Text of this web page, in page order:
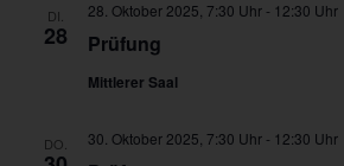
DI.
28 Prüfung
28. Oktober 2025, 7:30 Uhr- 12:30 Uhr
Mittlerer Saal
DO. 30. Oktober 2025, 7:30 Uhr- 12:30 Uhr